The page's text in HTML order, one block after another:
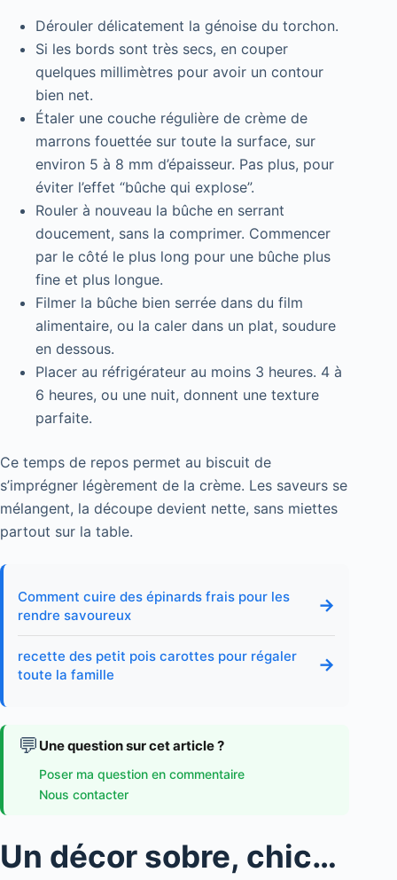
Dérouler délicatement la génoise du torchon.
Si les bords sont très secs, en couper
quelques millimètres pour avoir un contour
bien net.
Étaler une couche régulière de crème de
marrons fouettée sur toute la surface, sur
environ 5 à 8 mm d’épaisseur. Pas plus, pour
éviter l’effet “bûche qui explose”.
Rouler à nouveau la bûche en serrant
doucement, sans la comprimer. Commencer
par le côté le plus long pour une bûche plus
fine et plus longue.
Filmer la bûche bien serrée dans du film
alimentaire, ou la caler dans un plat, soudure
en dessous.
Placer au réfrigérateur au moins 3 heures. 4 à
6 heures, ou une nuit, donnent une texture
parfaite.
Ce temps de repos permet au biscuit de
s’imprégner légèrement de la crème. Les saveurs se
mélangent, la découpe devient nette, sans miettes
partout sur la table.
Comment cuire des épinards frais pour les
rendre savoureux
→
recette des petit pois carottes pour régaler
toute la famille
→
💬 Une question sur cet article ?
Poser ma question en commentaire
Nous contacter
Un décor sobre, chic…